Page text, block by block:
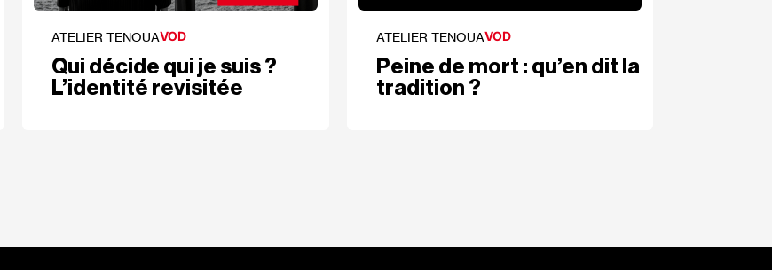
VOD
ATELIER TENOUA
Qui décide qui je suis ?
L’identité revisitée
VOD
ATELIER TENOUA
Peine de mort : qu’en dit la
tradition ?